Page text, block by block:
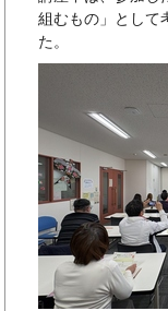
組むもの」として
た。